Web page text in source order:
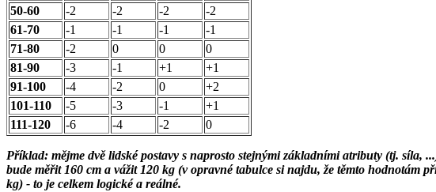
50-60
-2 -2 -2
-2
61-70
-1 -1 -1
-1
71-80
-2 0 0
0
81-90
-3 -1 +1
+1
91-100
-4 -2 0
+2
101-110
-5 -3 -1
+1
111-120
-6 -4 -2 0
Příklad: mějme dvě lidské postavy s naprosto stejnými základními atributy (tj. síla,
bude měřit 160 cm a vážit 120 kg (v opravné tabulce si najdu, že těmto hodnotám
kg) - to je celkem logické a reálné.